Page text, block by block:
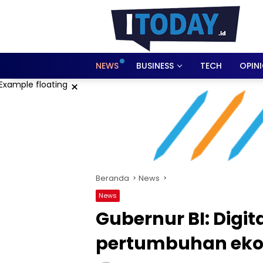
NEWS BUSINESS TECH
×
Beranda News
News
Gubernur BI:
pertumbuhan